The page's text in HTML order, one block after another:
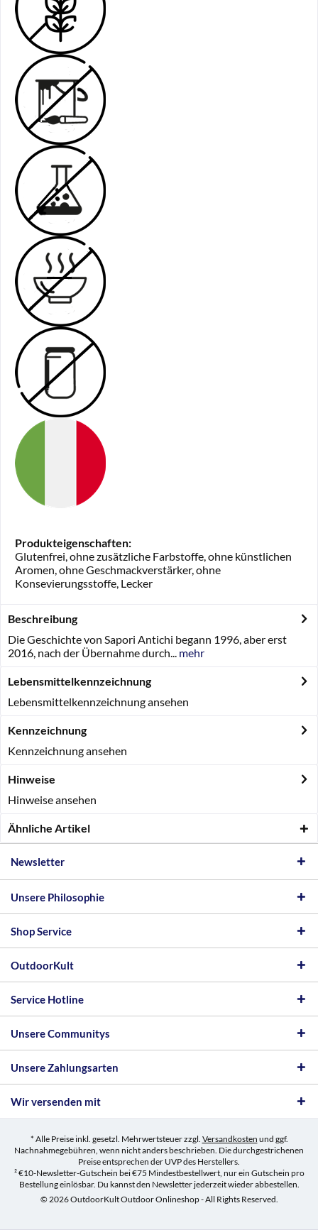
Produkteigenschaften:
Glutenfrei, ohne zusätzliche Farbstoffe, ohne künstlichen
Aromen, ohne Geschmackverstärker, ohne
Konsevierungsstoffe, Lecker
Beschreibung
Die Geschichte von Sapori Antichi begann 1996, aber erst
2016, nach der Übernahme durch... mehr
Lebensmittelkennzeichnung
Lebensmittelkennzeichnung ansehen
Kennzeichnung
Kennzeichnung ansehen
Hinweise
Hinweise ansehen
Ähnliche Artikel
Newsletter
Unsere Philosophie
Shop Service
OutdoorKult
Service Hotline
Unsere Communitys
Unsere Zahlungsarten
Wir versenden mit
* Alle Preise inkl. gesetzl. Mehrwertsteuer zzgl. Versandkosten und ggf.
Nachnahmegebühren, wenn nicht anders beschrieben. Die durchgestrichenen
Preise entsprechen der UVP des Herstellers.
² €10-Newsletter-Gutschein bei €75 Mindestbestellwert, nur ein Gutschein pro
Bestellung einlösbar. Du kannst den Newsletter jederzeit wieder abbestellen.
© 2026 OutdoorKult Outdoor Onlineshop - All Rights Reserved.